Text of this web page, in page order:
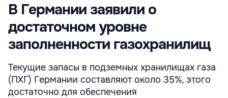
В Германии заявили о
достаточном уровне
заполненности газохранилищ
Текущие запасы в подземных хранилищах газа
(ПХГ) Германии составляют около 35%, этого
достаточно для обеспечения